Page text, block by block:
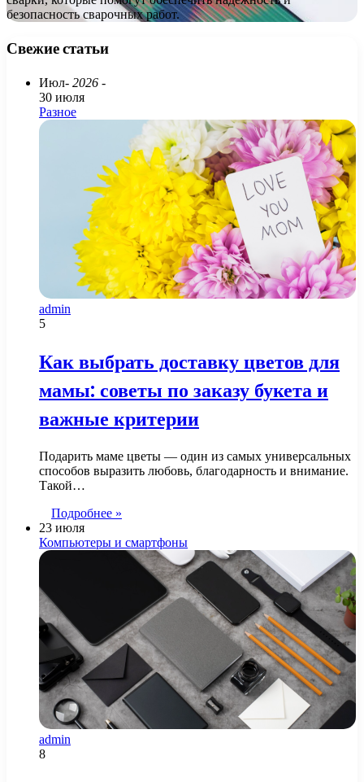
безопасность сварочных работ.
Свежие статьи
Июл- 2026 -
30 июля
Разное
admin
5
Как выбрать доставку цветов для
мамы: советы по заказу букета и
важные критерии
Подарить маме цветы — один из самых универсальных
способов выразить любовь, благодарность и внимание.
Такой…
Подробнее »
23 июля
Компьютеры и смартфоны
admin
8